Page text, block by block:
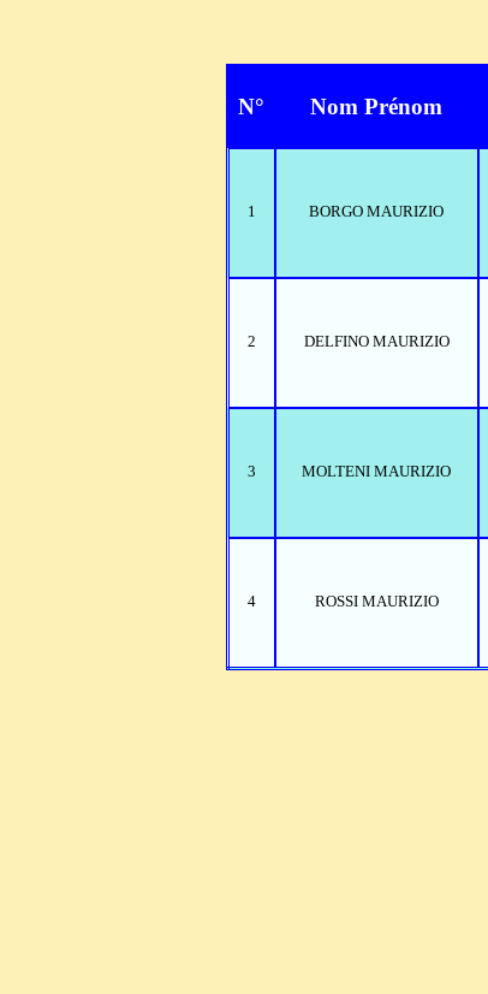
N° Nom Prénom
1 BORGO MAURIZIO
2 DELFINO MAURIZIO
3 MOLTENI MAURIZIO
4 ROSSI MAURIZIO